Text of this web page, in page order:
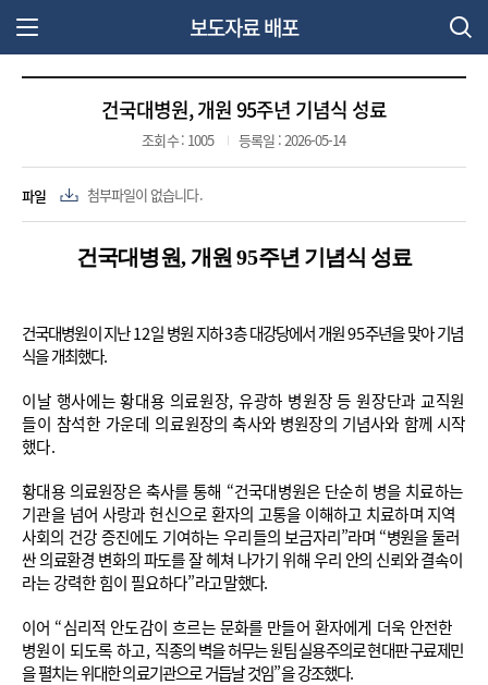
보도자료 배포
건국대병원, 개원 95주년 기념식 성료
조회수 : 1005 등록일 : 2026-05-14
파일 첨부파일이 없습니다.
건국대병원,개원 95주년 기념식 성료
건국대병원이 지난12일 병원 지하3층 대강당에서 개원95주년을 맞아 기념
식을 개최했다.
이날 행사에는 황대용 의료원장,유광하 병원장 등 원장단과 교직원
들이 참석한 가운데 의료원장의 축사와 병원장의 기념사와 함께 시작
했다.
황대용 의료원장은 축사를 통해 “건국대병원은 단순히 병을 치료하는
기관을 넘어 사랑과헌신으로 환자의 고통을 이해하고 치료하며 지역
사회의 건강 증진에도 기여하는 우리들의 보금자리”라며 “병원을 둘러
싼 의료환경 변화의 파도를 잘 헤쳐 나가기 위해 우리 안의 신뢰와결속이
라는 강력한 힘이 필요하다”라고 말했다.
이어 “심리적 안도감이 흐르는 문화를 만들어 환자에게 더욱 안전한
병원이 되도록 하고, 직종의 벽을 허무는 원팀 실용주의로 현대판 구료제민
을 펼치는 위대한 의료기관으로 거듭날 것임”을 강조했다.